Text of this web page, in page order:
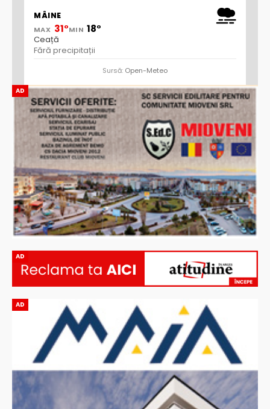
AD
AD
AD
MÂINE
MAX 31°MIN 18°
Ceață
Fără precipitații
Sursă: Open-Meteo